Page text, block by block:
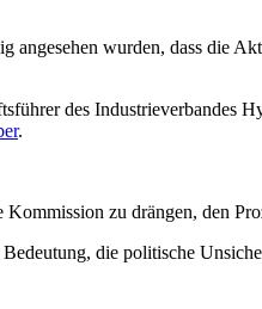
wurden, dass die
des Industrieverbandes
.
zu drängen, den
die politische